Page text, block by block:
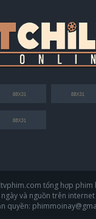
tổng hợp phim
và nguồn trên internet
quyền: